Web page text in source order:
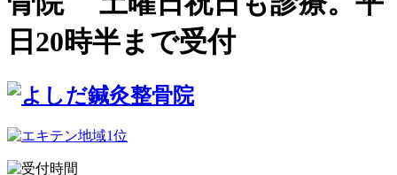
日20時半まで受付